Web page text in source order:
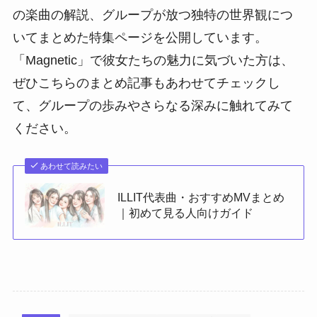
の楽曲の解説、グループが放つ独特の世界観につ
いてまとめた特集ページを公開しています。
「Magnetic」で彼女たちの魅力に気づいた方は、
ぜひこちらのまとめ記事もあわせてチェックし
て、グループの歩みやさらなる深みに触れてみて
ください。
あわせて読みたい
ILLIT代表曲・おすすめMVまとめ
｜初めて見る人向けガイド